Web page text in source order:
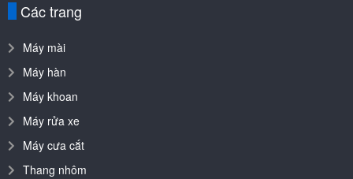
Các trang
Máy mài
Máy hàn
Máy khoan
Máy rửa xe
Máy cưa cắt
Thang nhôm